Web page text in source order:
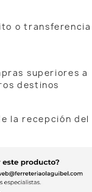
o transferencia
superiores a
destinos
la recepción del